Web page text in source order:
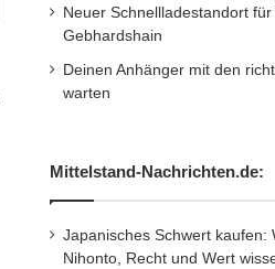
Neuer Schnellladestandort
Gebhardshain
Deinen Anhänger mit den
warten
Mittelstand-Nachrichten.de:
Japanisches Schwert kaufen:
Nihonto, Recht und Wert